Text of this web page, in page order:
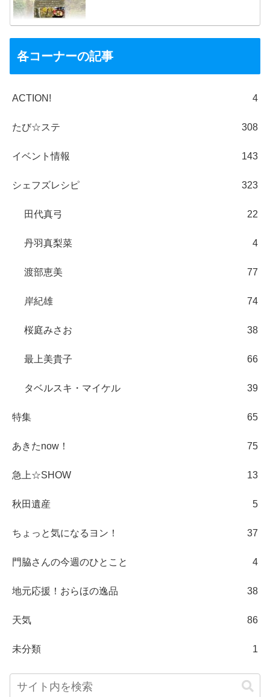
各コーナーの記事
ACTION! 4
たび☆ステ 308
イベント情報 143
シェフズレシピ 323
田代真弓 22
丹羽真梨菜 4
渡部恵美 77
岸紀雄 74
桜庭みさお 38
最上美貴子 66
タベルスキ・マイケル 39
特集 65
あきたnow！ 75
急上☆SHOW 13
秋田遺産 5
ちょっと気になるヨン！ 37
門脇さんの今週のひとこと 4
地元応援！おらほの逸品 38
天気 86
未分類 1